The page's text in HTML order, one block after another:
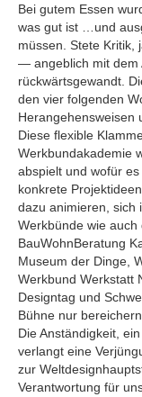
Bei gutem Essen
was gut ist …und
müssen. Stete Kritik,
— angeblich mit dem
rückwärtsgewandt.
den vier folgenden
Herangehensweisen
Diese flexible
Werkbundakademie
abspielt und wofür
konkrete
dazu animieren, sich
Werkbünde wie auch
BauWohnBeratung
Museum der Dinge,
Werkbund Werkstatt
Design­tag und
Bühne nur bereichern.
Die Anständigkeit,
verlangt eine
zur
Verantwortung für